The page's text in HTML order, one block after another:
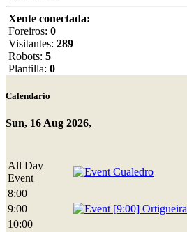
Xente conectada:
Foreiros: 0
Visitantes: 289
Robots: 5
Plantilla: 0
Calendario
Sun, 16 Aug 2026,
All Day
Event
Cualedro
8:00
9:00
[9:00] Ortigueira
10:00